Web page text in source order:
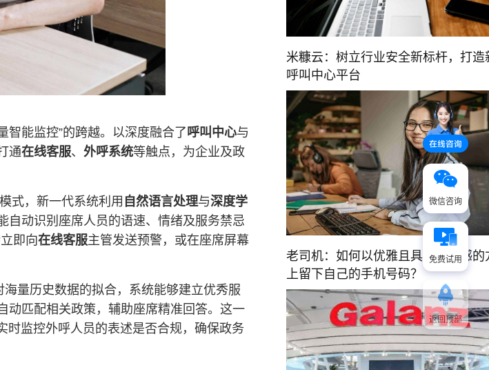
智能监控”的跨越。以深度融合了呼叫中心与
通在线客服、 外呼系统等触点，为企业及政
式，新一代系统利用 自然语言处理与深度学
自动识别座席人员的语速、情绪及服务禁忌
即向在线客服主管发送预警，或在座席屏幕
海量历史数据的拟合，系统能够建立优秀服
动匹配相关政策，辅助座席精准回答。这一
监控外呼人员的表述是否合规，确保政务
米糠云：树立行业安全新标杆，打造
呼叫中心平台
老司机：如何以优雅且具有现代感的
上留下自己的手机号码？
微信咨询
免费试用
返回顶部